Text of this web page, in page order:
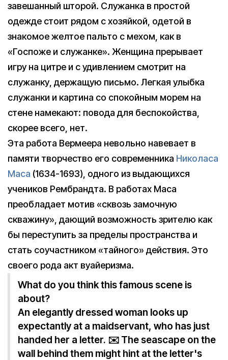
завешанный шторой. Служанка в простой
одежде стоит рядом с хозяйкой, одетой в
знакомое желтое пальто с мехом, как в
«Госпоже и служанке». Женщина прерывает
игру на цитре и с удивлением смотрит на
служанку, держащую письмо. Легкая улыбка
служанки и картина со спокойным морем на
стене намекают: повода для беспокойства,
скорее всего, нет.
Эта работа Вермеера невольно навевает в
памяти творчество его современника Николаса
Маса (1634-1693), одного из выдающихся
учеников Рембрандта. В работах Маса
преобладает мотив «сквозь замочную
скважину», дающий возможность зрителю как
бы переступить за пределы пространства и
стать соучастником «тайного» действия. Это
своего рода акт вуайеризма.
What do you think this famous scene is
about?
An elegantly dressed woman looks up
expectantly at a maidservant, who has just
handed her a letter. ✉️ The seascape on the
wall behind them might hint at the letter's